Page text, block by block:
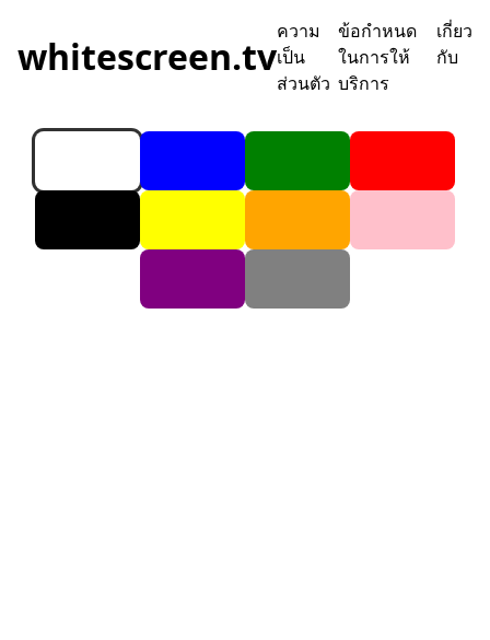
whitescreen.tv
ความ
เป็น
ส่วนตัว
ข้อกำหนด
ในการให้
บริการ
เกี่ยว
กับ